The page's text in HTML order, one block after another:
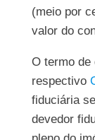
(meio por
valor do
O termo de
respectivo
fiduciária
devedor